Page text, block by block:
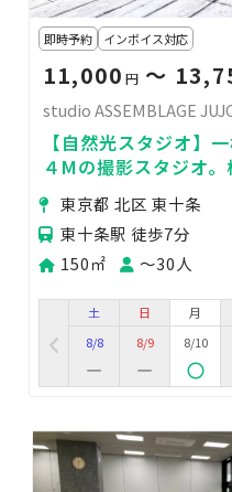
即時予約 インボイス対応
11,000 円 〜
studio ASSEMBLAGE
【自然光スタジオ】
４Mの撮影スタジオ
能。東京都 北区 東十条
東十条駅 徒歩7分
150㎡
〜30人
土
8/8
日
8/9
月
8/10